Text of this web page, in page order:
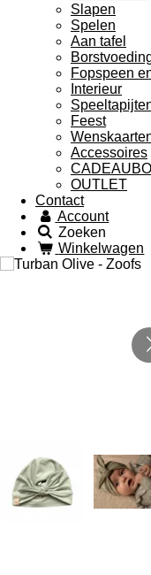
Slapen
Spelen
Aan tafel
Fopspeen
Interieur
Feest
Accessoires
OUTLET
Contact
Account
Zoeken
Winkelwagen